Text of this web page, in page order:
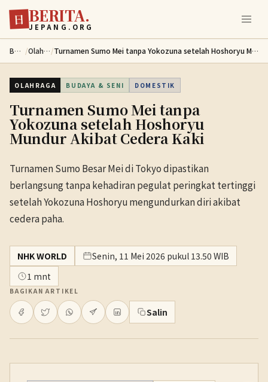
Lewati ke konten utama
日 BERITA.
JEPANG.ORG
Berita / Olahraga/ Turnamen Sumo Mei tanpa Yokozuna setelah Hoshoryu Mundur Akibat Cedera Kaki
OLAHRAGA BUDAYA & SENI DOMESTIK
Turnamen Sumo Mei tanpa
Yokozuna setelah Hoshoryu
Mundur Akibat Cedera Kaki
Turnamen Sumo Besar Mei di Tokyo dipastikan
berlangsung tanpa kehadiran pegulat peringkat tertinggi
setelah Yokozuna Hoshoryu mengundurkan diri akibat
cedera paha.
NHK WORLD
Senin, 11 Mei 2026 pukul 13.50 WIB
1 mnt
BAGIKAN ARTIKEL
Salin